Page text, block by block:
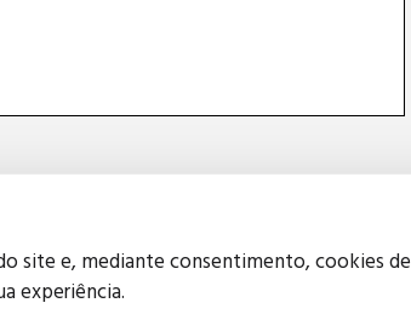
Política de Privacidade
site e, mediante consentimento, cookies de
experiência.